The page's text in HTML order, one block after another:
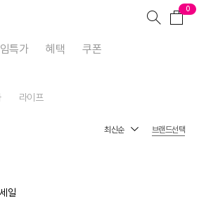
0
특가 혜택 쿠폰
라이프
브랜드선택
일